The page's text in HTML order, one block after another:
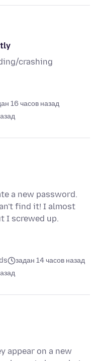
crashing
16 часов назад
a new password.
find it! I almost
I screwed up.
задан 14 часов назад
appear on a new